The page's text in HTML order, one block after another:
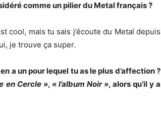
comme un pilier du Metal français ?
cool, mais tu sais j’écoute du Metal depuis
je trouve ça super.
a un pour lequel tu as le plus d’affection ?
en Cercle », « l’album Noir », alors qu’il y a